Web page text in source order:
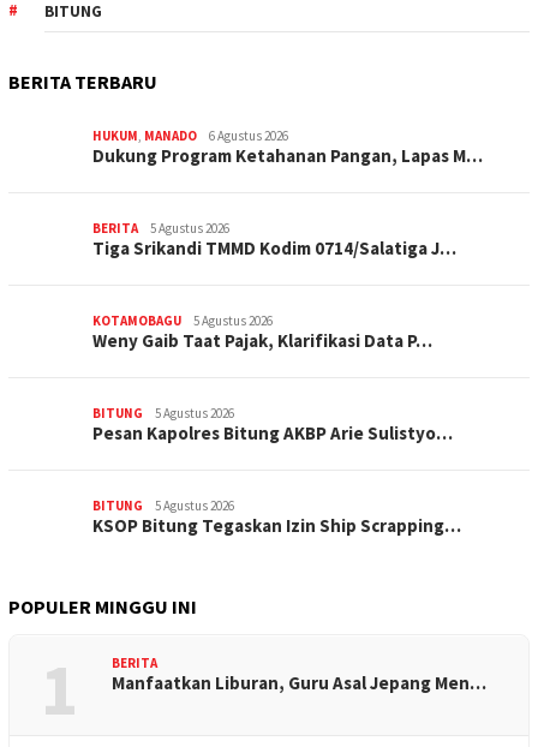
BITUNG
BERITA TERBARU
HUKUM, MANADO 6 Agustus 2026
Dukung Program Ketahanan Pangan, Lapas M…
BERITA 5 Agustus 2026
Tiga Srikandi TMMD Kodim 0714/Salatiga J…
KOTAMOBAGU 5 Agustus 2026
Weny Gaib Taat Pajak, Klarifikasi Data P…
BITUNG 5 Agustus 2026
Pesan Kapolres Bitung AKBP Arie Sulistyo…
BITUNG 5 Agustus 2026
KSOP Bitung Tegaskan Izin Ship Scrapping…
POPULER MINGGU INI
1 BERITA
Manfaatkan Liburan, Guru Asal Jepang Men…